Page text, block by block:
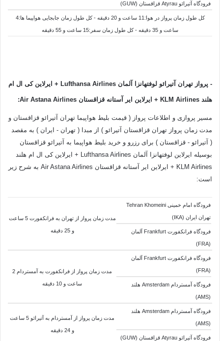
فرودگاه آتیرائو Atyrau قزاقستان (GUW)
کل طول زمان پرواز در هوا:11 ساعت و 20 دقیقه - کل طول زمان جابجایی هواپیما ها:4
ساعت و 35 دقیقه - کل طول زمان سفر:15 ساعت و 55 دقیقه
- پرواز تهران آتیرائو لوفتهانزا آلمان Lufthansa Airlines + ایرلاین کی ال ام
هلند KLM Airlines + ایرلاین ایر آستانه قزاقستان Air Astana Airlines:
مسیر پروازی و اطلاعات پرواز ( قیمت بلیط هواپیما تهران آتیرائو قزاقستان و
مدت زمان پرواز تهران قزاقستان آتیرائو ) از مبدا ( تهران - ایران ) به مقصد
( آتیرائو - قزاقستان ) برای رزرو و خرید بلیط هواپیما به آتیرائو قزاقستان
بوسیله ایرلاین لوفتهانزا آلمان Lufthansa Airlines + ایرلاین کی ال ام هلند
KLM Airlines + ایرلاین ایر آستانه قزاقستان Air Astana Airlines به شرح زیر
است:
فرودگاه امام خمینی Tehran Khomeini
تهران ایران (IKA) مدت زمان پرواز از تهران به فرانکفورت 5 ساعت
و 25 دقیقه فرودگاه فرانکفورت Frankfurt آلمان
(FRA)
فرودگاه فرانکفورت Frankfurt آلمان
(FRA) مدت زمان پرواز از فرانکفورت به آمستردام 2
ساعت و 10 دقیقه فرودگاه آمستردام Amsterdam هلند
(AMS)
فرودگاه آمستردام Amsterdam هلند
(AMS)
مدت زمان پرواز از آمستردام به آتیرائو 5 ساعت
و 24 دقیقه
فرودگاه آتیرائو Atyrau قزاقستان (GUW)